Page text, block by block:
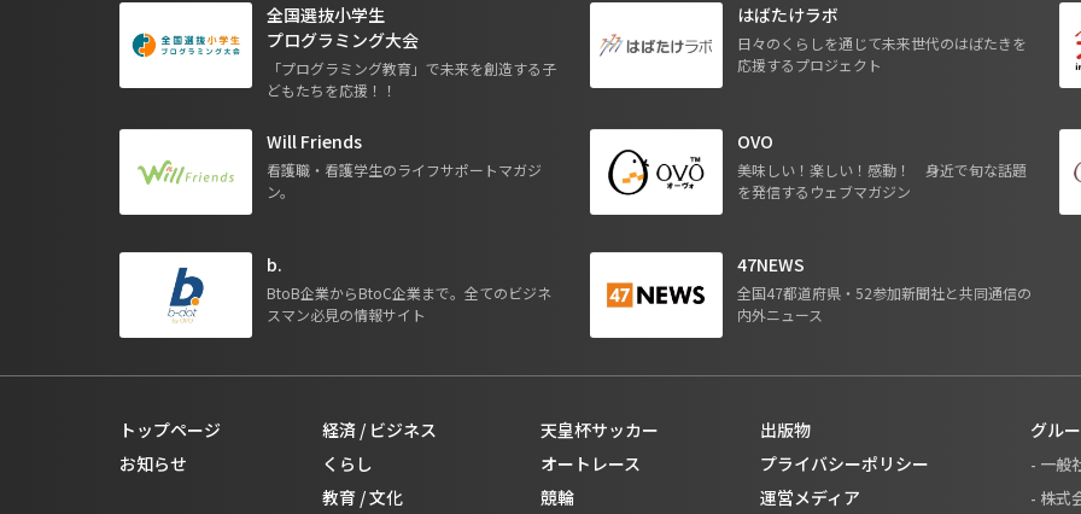
全国選抜小学生
プログラミング大会
「プログラミング教育」で未来を創造する子
どもたちを応援！！
はばたけラボ
日々のくらしを通じて未来世代のはばたきを
応援するプロジェクト
Will Friends
看護職・看護学生のライフサポートマガジ
ン。
OVO
美味しい！楽しい！感動！ 身近で旬な話題
を発信するウェブマガジン
b.
BtoB企業からBtoC企業まで。全てのビジネ
スマン必見の情報サイト
47NEWS
全国47都道府県・52参加新聞社と共同通信の
内外ニュース
トップページ
お知らせ
経済 / ビジネス
くらし
教育 / 文化
天皇杯サッカー
オートレース
競輪
出版物
プライバシーポリシー
運営メディア
グル
- 一般
- 株式